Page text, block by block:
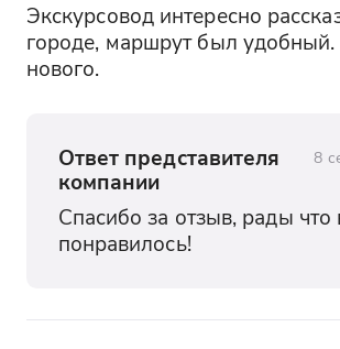
Экскурсовод интересно
городе, маршрут был удобный.
нового.
Ответ представителя
компании
8
Спасибо за отзыв, рады что
понравилось!